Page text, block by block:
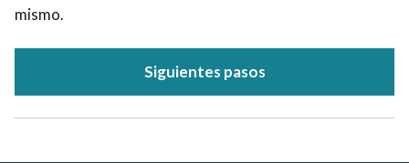
mismo.
Siguientes pasos